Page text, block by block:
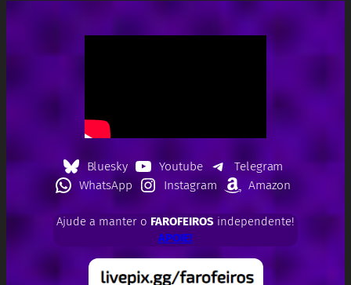
Bluesky Youtube
Telegram
WhatsApp
Instagram Amazon
Ajude a manter o FAROFEIROSindependente!
APOIE!